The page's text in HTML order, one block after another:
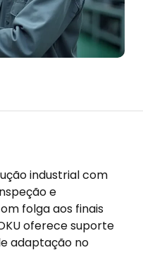
industrial com
e
folga aos finais
oferece suporte
adaptação no